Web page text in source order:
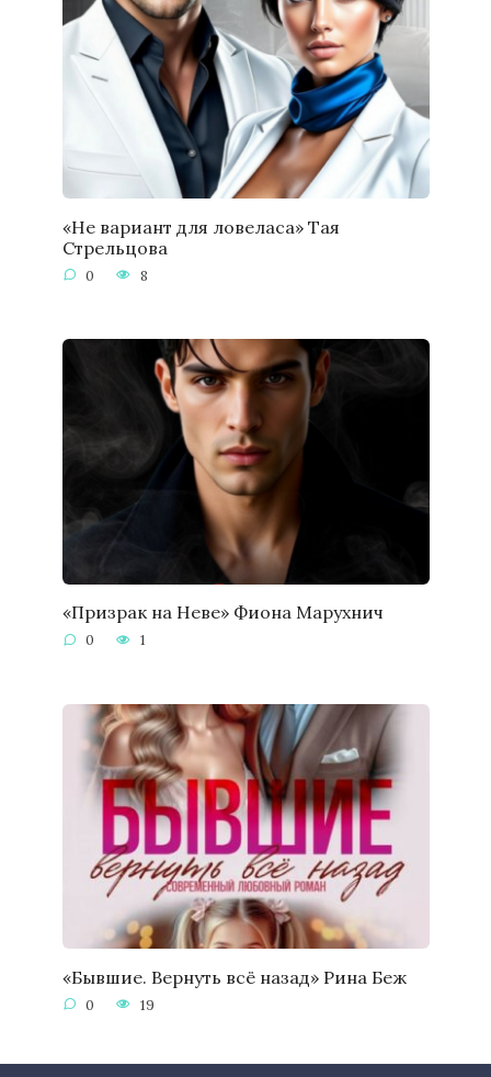
«Не вариант для ловеласа» Тая
Стрельцова
0 8
«Призрак на Неве» Фиона Марухнич
0 1
«Бывшие. Вернуть всё назад» Рина Беж
0 19